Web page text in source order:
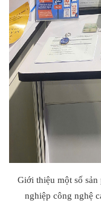
Giới thiệu một số
nghiệp công nghệ